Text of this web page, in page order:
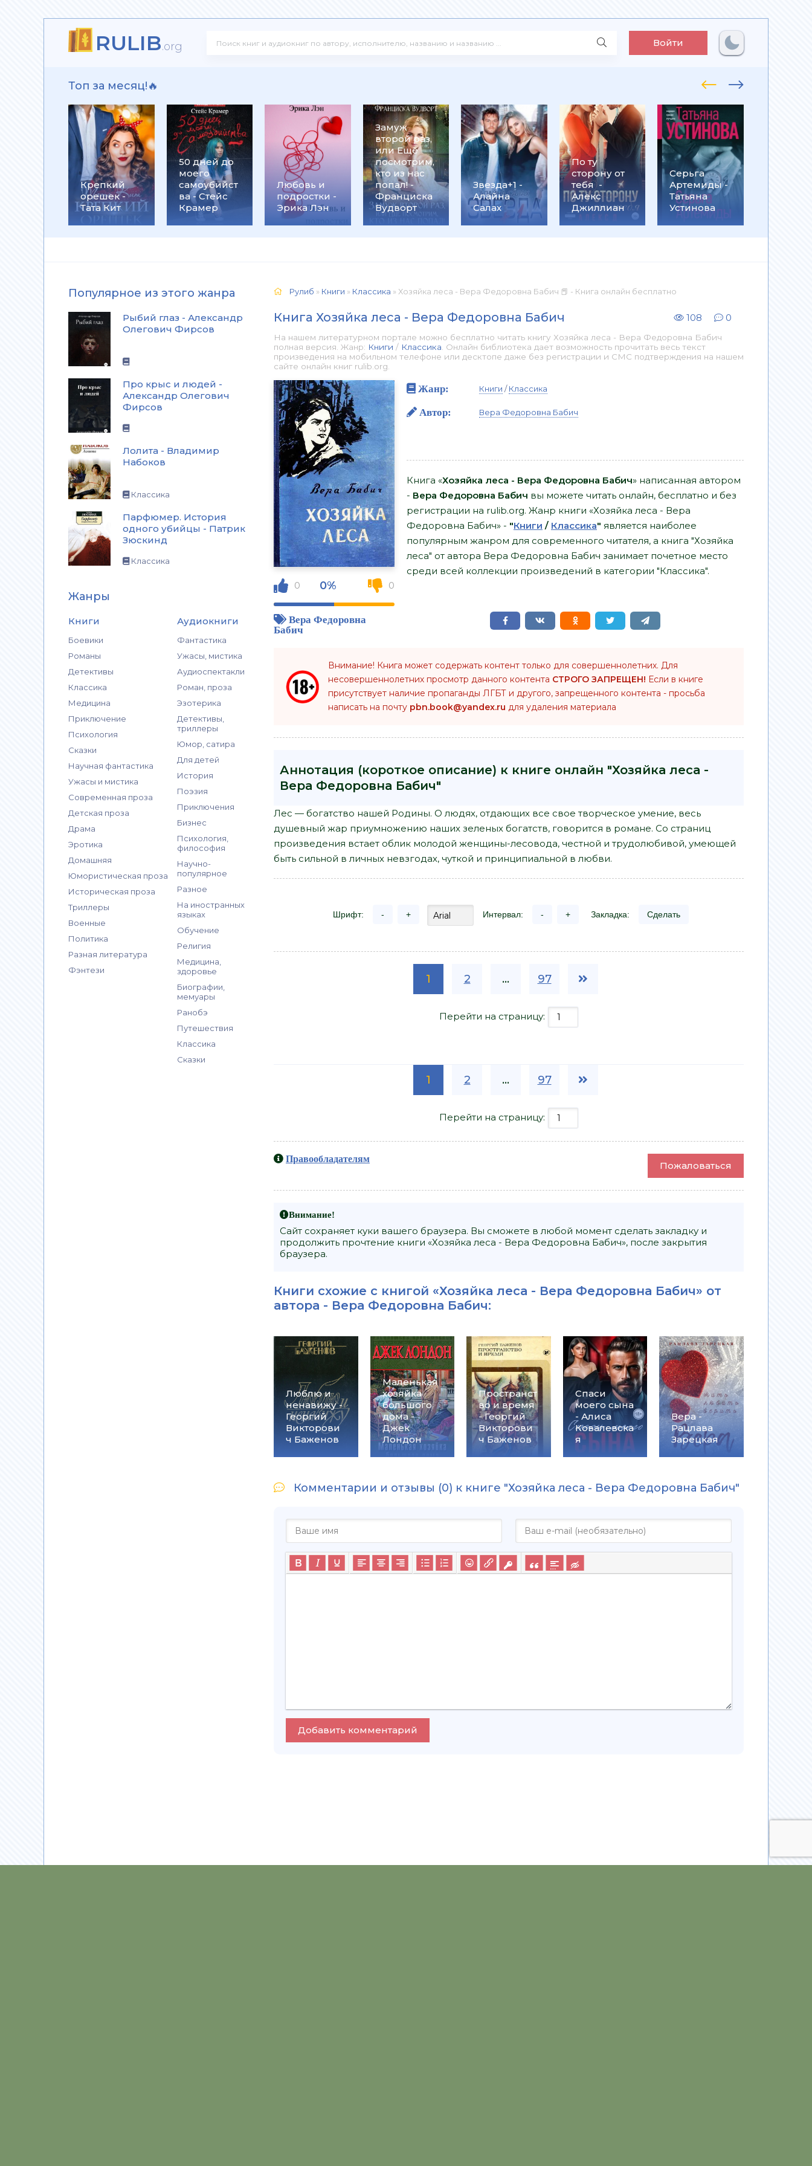
RULIB.org Войти
Топ за месяц!🔥
Крепкий
орешек -
Тата Кит
50 дней до
моего
самоубийст
ва - Стейс
Крамер
Любовь и
подростки -
Эрика Лэн
Замуж
второй раз,
или Ещё
посмотрим,
кто из нас
попал! -
Франциска
Вудворт
Звезда+1 -
Алайна
Салах
По ту
сторону от
тебя -
Алекс
Джиллиан
Серьга
Артемиды -
Татьяна
Устинова
на
- Ольга
Громыко
Популярное из этого жанра
Рыбий глаз - Александр
Олегович Фирсов
Про крыс и людей -
Александр Олегович
Фирсов
Лолита - Владимир
Набоков
Классика
Парфюмер. История
одного убийцы - Патрик
Зюскинд
Классика
Жанры
Книги
Боевики
Романы
Детективы
Классика
Медицина
Приключение
Психология
Сказки
Научная фантастика
Ужасы и мистика
Современная проза
Детская проза
Драма
Эротика
Домашняя
Юмористическая проза
Историческая проза
Триллеры
Военные
Политика
Разная литература
Фэнтези
Аудиокниги
Фантастика
Ужасы, мистика
Аудиоспектакли
Роман, проза
Эзотерика
Детективы,
триллеры
Юмор, сатира
Для детей
История
Поэзия
Приключения
Бизнес
Психология,
философия
Научно-
популярное
Разное
На иностранных
языках
Обучение
Религия
Медицина,
здоровье
Биографии,
мемуары
Ранобэ
Путешествия
Классика
Сказки
Рулиб » Книги » Классика » Хозяйка леса - Вера Федоровна Бабич 📕 - Книга онлайн бесплатно
Книга Хозяйка леса - Вера Федоровна Бабич 108 0
На нашем литературном портале можно бесплатно читать книгу Хозяйка леса - Вера Федоровна Бабич
полная версия. Жанр: Книги / Классика . Онлайн библиотека дает возможность прочитать весь текст
произведения на мобильном телефоне или десктопе даже без регистрации и СМС подтверждения на нашем
сайте онлайн книг rulib.org.
0 0% 0
Вера Федоровна
Бабич
Жанр: Книги /Классика
Автор: Вера Федоровна Бабич
Книга «Хозяйка леса - Вера Федоровна Бабич» написанная автором
- Вера Федоровна Бабич вы можете читать онлайн, бесплатно и без
регистрации на rulib.org. Жанр книги «Хозяйка леса - Вера
Федоровна Бабич» - "Книги / Классика" является наиболее
популярным жанром для современного читателя, а книга "Хозяйка
леса" от автора Вера Федоровна Бабич занимает почетное место
среди всей коллекции произведений в категории "Классика".
Внимание! Книга может содержать контент только для совершеннолетних. Для
несовершеннолетних просмотр данного контента СТРОГО ЗАПРЕЩЕН! Если в книге
присутствует наличие пропаганды ЛГБТ и другого, запрещенного контента - просьба
написать на почту pbn.book@yandex.ru для удаления материала
Аннотация (короткое описание) к книге онлайн "Хозяйка леса -
Вера Федоровна Бабич"
Лес — богатство нашей Родины. О людях, отдающих все свое творческое умение, весь
душевный жар приумножению наших зеленых богатств, говорится в романе. Со страниц
произведения встает облик молодой женщины-лесовода, честной и трудолюбивой, умеющей
быть сильной в личных невзгодах, чуткой и принципиальной в любви.
Шрифт: - + Интервал: - + Закладка: Сделать
1 2 ... 97
Перейти на страницу:
1 2 ... 97
Перейти на страницу:
Правообладателям
Пожаловаться
Внимание!
Сайт сохраняет куки вашего браузера. Вы сможете в любой момент сделать закладку и
продолжить прочтение книги «Хозяйка леса - Вера Федоровна Бабич», после закрытия
браузера.
Книги схожие с книгой «Хозяйка леса - Вера Федоровна Бабич» от
автора - Вера Федоровна Бабич:
Люблю и
ненавижу -
Георгий
Викторови
ч Баженов
Маленькая
хозяйка
большого
дома -
Джек
Лондон
Пространст
во и время
- Георгий
Викторови
ч Баженов
Спаси
моего сына
- Алиса
Ковалевска
я
Вера -
Рацлава
Зарецкая
Комментарии и отзывы (0) к книге "Хозяйка леса - Вера Федоровна Бабич"
Добавить комментарий
Фирсов
Олегович Фирсов
убийцы - Патрик Зюскинд